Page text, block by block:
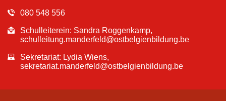
080 548 556
Schulleiterein: Sandra Roggenkamp,
schulleitung.manderfeld@ostbelgienbildung.be
Sekretariat: Lydia Wiens,
sekretariat.manderfeld@ostbelgienbildung.be